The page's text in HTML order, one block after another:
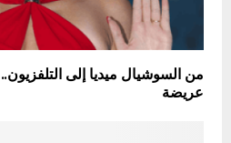
من السوشيال ميديا إلى
عريضة